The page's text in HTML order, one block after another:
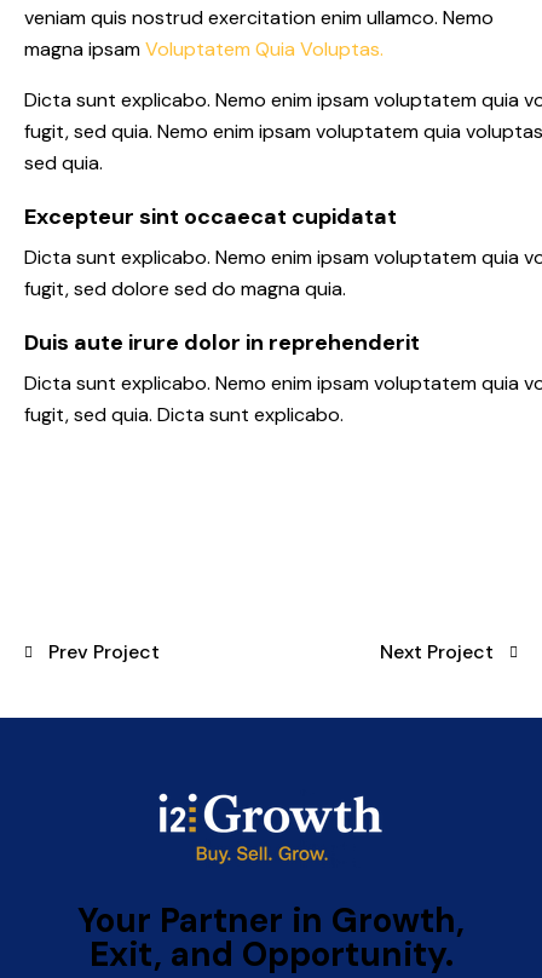
veniam quis nostrud exercitation enim ullamco. Nemo
magna ipsamVoluptatem Quia Voluptas.
Dicta sunt explicabo. Nemo enim ipsam voluptatem quia
fugit, sed quia. Nemo enim ipsam voluptatem quia
sed quia.
Excepteur sint occaecat cupidatat
Dicta sunt explicabo. Nemo enim ipsam voluptatem quia
fugit, sed dolore sed do magna quia.
Duis aute irure dolor in reprehenderit
Dicta sunt explicabo. Nemo enim ipsam voluptatem quia
fugit, sed quia. Dicta sunt explicabo.
Prev Project Next Project
Your Partner in Growth,
Exit, and Opportunity.